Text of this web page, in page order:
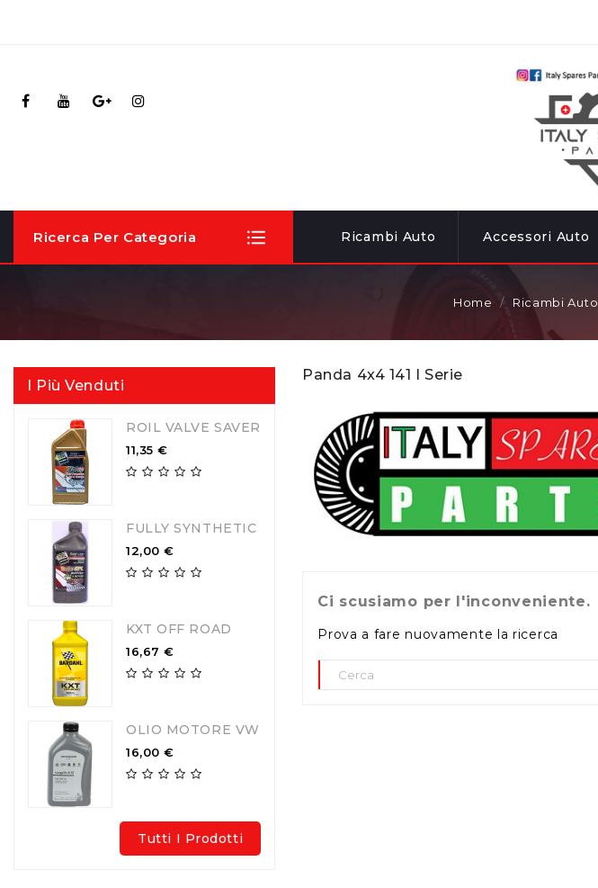
Ricambi Auto Accessori Auto
Ricerca Per Categoria
Home Ricambi Auto
I Più Venduti
ROIL VALVE SAVER GPL-METANO...
11,35 €
FULLY SYNTHETIC TURBO GPL 5W40
12,00 €
KXT OFF ROAD
16,67 €
OLIO MOTORE VW 0W30...
16,00 €
Tutti I Prodotti
Panda 4x4 141 I Serie
Ci scusiamo per l'inconveniente.
Prova a fare nuovamente la ricerca